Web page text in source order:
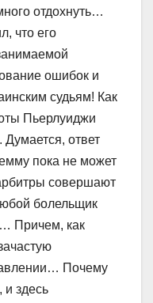
отдохнуть…
что его
ошибок и
судьям! Как
Пьерлуиджи
Думается, ответ
пока не может
совершают
болельщик
Причем, как
Почему
и здесь